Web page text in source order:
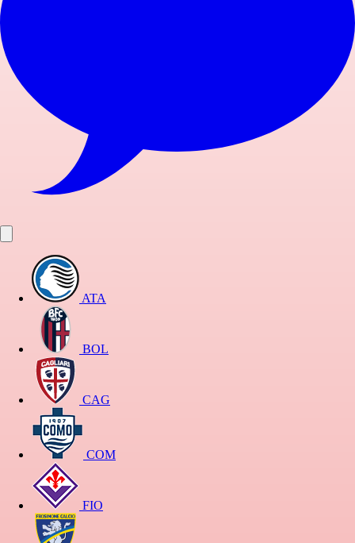
ATA
BOL
CAG
COM
FIO